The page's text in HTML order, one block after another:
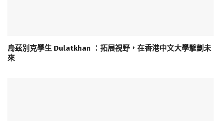
烏茲別克學生 Dulatkhan ：拓展視野，在香港中文大學擘劃未
來